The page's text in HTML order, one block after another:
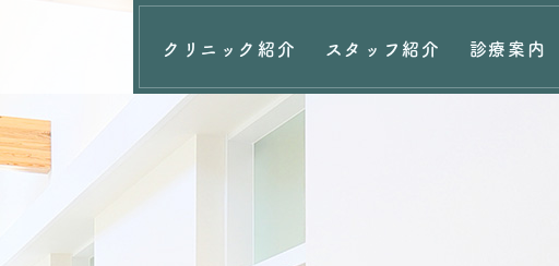
クリニック紹介 スタッフ紹介 診療案内